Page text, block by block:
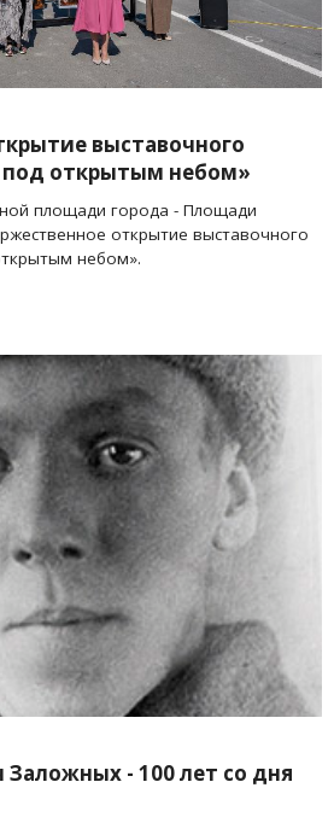
выставочного
под открытым небом»
площади города - Площади
открытие выставочного
небом».
Заложных - 100 лет со дня